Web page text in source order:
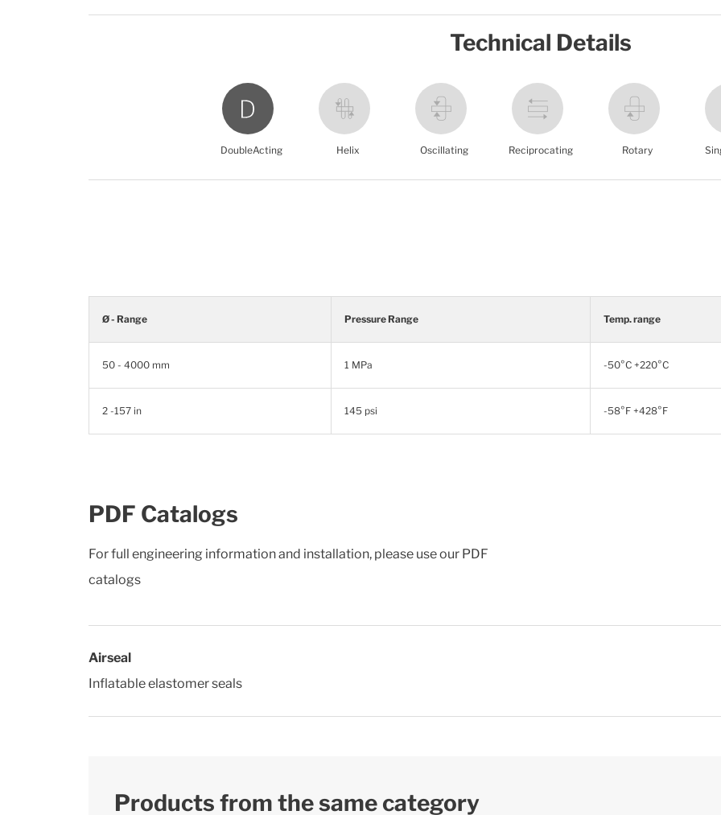
Technical Details
DoubleActing Helix Oscillating Reciprocating Rotary
Ø - Range Pressure Range Temp. range
50 - 4000 mm 1 MPa -50°C +220°C
2 -157 in 145 psi -58°F +428°F
PDF Catalogs
For full engineering information and installation, please use our PDF
catalogs
Airseal
Inflatable elastomer seals
Products from the same category